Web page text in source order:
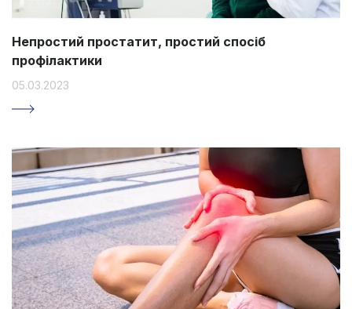
Непростий простатит, простий спосіб
профілактики
05.03.2023